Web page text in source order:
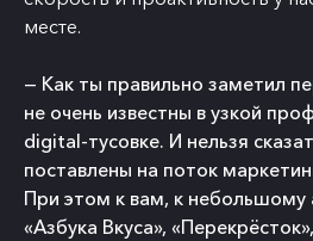
месте.
— Как ты правильно заметил
не очень известны в узкой
digital-тусовке. И нельзя
поставлены на поток
При этом к вам, к небольшому
«Азбука Вкуса»,